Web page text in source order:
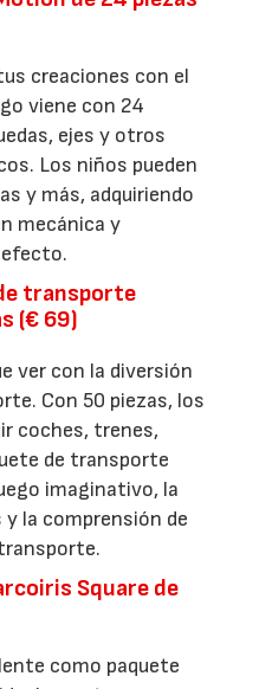
creaciones con el
viene con 24
ejes y otros
Los niños pueden
y más, adquiriendo
mecánica y
efecto.
transporte
(€ 69)
ver con la diversión
Con 50 piezas, los
coches, trenes,
de transporte
imaginativo, la
la comprensión de
Square de
como paquete